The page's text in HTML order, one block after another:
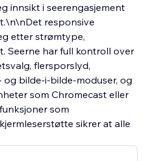
innsikt i seerengasjement
responsive
etter strømtype,
Seerne har full kontroll over
flersporslyd,
og bilde-i-bilde-moduser, og
som Chromecast eller
som
sikrer at alle